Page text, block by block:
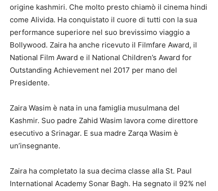
origine kashmiri. Che molto presto chiamò il cinema hindi
come Alivida. Ha conquistato il cuore di tutti con la sua
performance superiore nel suo brevissimo viaggio a
Bollywood. Zaira ha anche ricevuto il Filmfare Award, il
National Film Award e il National Children’s Award for
Outstanding Achievement nel 2017 per mano del
Presidente.
Zaira Wasim è nata in una famiglia musulmana del
Kashmir. Suo padre Zahid Wasim lavora come direttore
esecutivo a Srinagar. E sua madre Zarqa Wasim è
un’insegnante.
Zaira ha completato la sua decima classe alla St. Paul
International Academy Sonar Bagh. Ha segnato il 92% nel